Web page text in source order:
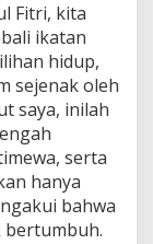
Fitri, kita
ikatan
hidup,
sejenak oleh
saya, inilah
serta
hanya
bahwa
bertumbuh.